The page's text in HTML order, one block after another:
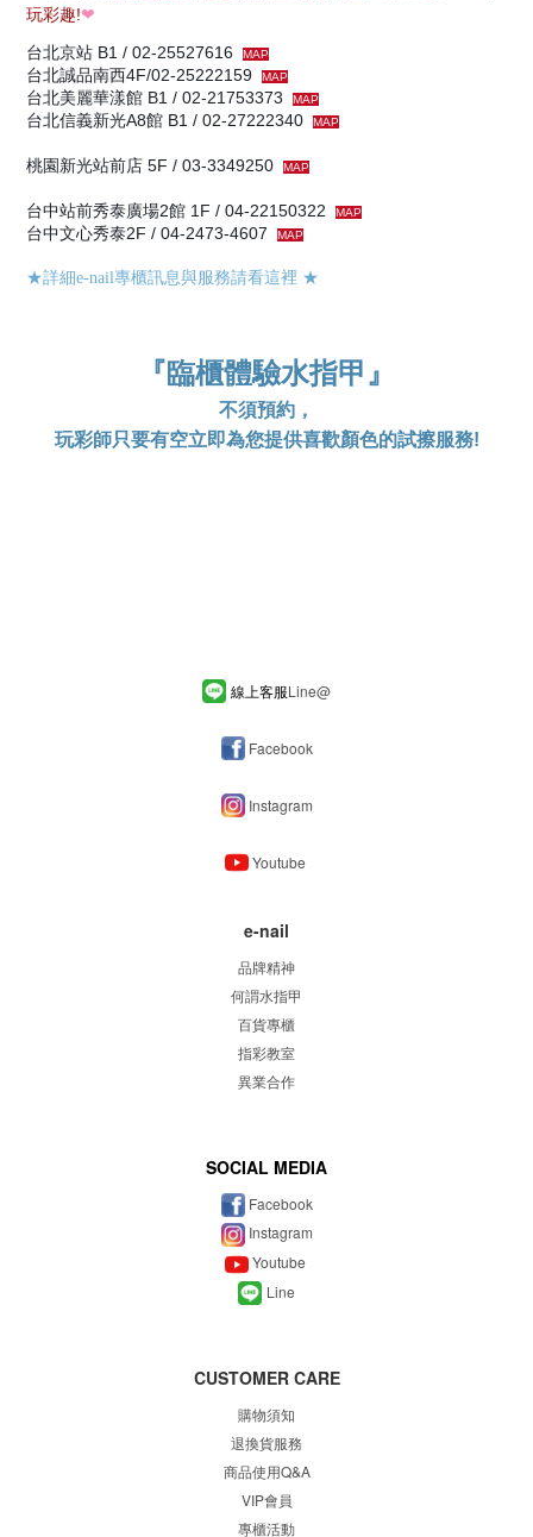
玩彩趣!❤
台北京站 B1 / 02-25527616
MAP
台北誠品南西4F/02-25222159 MAP
台北美麗華漾館 B1 / 02-21753373 MAP
台北信義新光A8館 B1 / 02-27222340 MAP
桃園新光站前店 5F / 03-3349250 MAP
台中站前秀泰廣場2館 1F / 04-22150322 MAP
台中文心秀泰2F / 04-2473-4607 MAP
★詳細e-nail專櫃訊息與服務請看這裡 ★
『臨櫃體驗水指甲』
不須預約，
玩彩師只要有空立即為您提供喜歡顏色的試擦服務!
線上客服Line@
Facebook
Instagram
Youtube
e-nail
品牌精神
何謂水指甲
百貨專櫃
指彩教室
異業合作
SOCIAL MEDIA
Facebook
Instagram
Youtube
Line
CUSTOMER CARE
購物須知
退換貨服務
商品使用Q&A
VIP會員
專櫃活動